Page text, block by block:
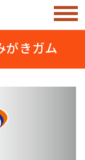
がきガム